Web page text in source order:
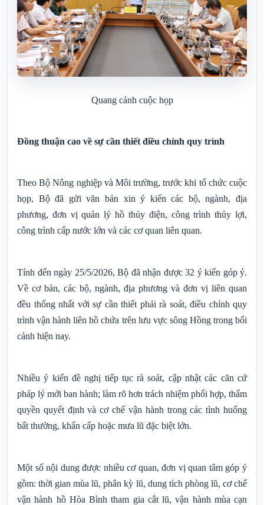
Quang cảnh cuộc họp
Đồng thuận cao về sự cần thiết điều chỉnh quy trình
Theo Bộ Nông nghiệp và Môi trường, trước khi tổ chức cuộc
họp, Bộ đã gửi văn bản xin ý kiến các bộ, ngành, địa
phương, đơn vị quản lý hồ thủy điện, công trình thủy lợi,
công trình cấp nước lớn và các cơ quan liên quan.
Tính đến ngày 25/5/2026, Bộ đã nhận được 32 ý kiến góp ý.
Về cơ bản, các bộ, ngành, địa phương và đơn vị liên quan
đều thống nhất với sự cần thiết phải rà soát, điều chỉnh quy
trình vận hành liên hồ chứa trên lưu vực sông Hồng trong bối
cảnh hiện nay.
Nhiều ý kiến đề nghị tiếp tục rà soát, cập nhật các căn cứ
pháp lý mới ban hành; làm rõ hơn trách nhiệm phối hợp, thẩm
quyền quyết định và cơ chế vận hành trong các tình huống
bất thường, khẩn cấp hoặc mưa lũ đặc biệt lớn.
Một số nội dung được nhiều cơ quan, đơn vị quan tâm góp ý
gồm: thời gian mùa lũ, phân kỳ lũ, dung tích phòng lũ, cơ chế
vận hành hồ Hòa Bình tham gia cắt lũ, vận hành mùa cạn